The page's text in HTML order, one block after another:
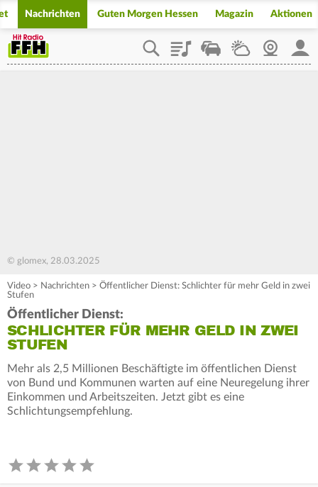
Nachrichten Guten Morgen Hessen Magazin Aktionen
PlaylistStaupilotWetterWebcam
© glomex, 28.03.2025
Video > Nachrichten > Öffentlicher Dienst: Schlichter für mehr Geld in zwei
Stufen
Öffentlicher Dienst:
SCHLICHTER FÜR MEHR GELD IN ZWEI
STUFEN
Mehr als 2,5 Millionen Beschäftigte im öffentlichen Dienst
von Bund und Kommunen warten auf eine Neuregelung ihrer
Einkommen und Arbeitszeiten. Jetzt gibt es eine
Schlichtungsempfehlung.